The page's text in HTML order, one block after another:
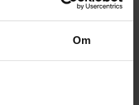
Om